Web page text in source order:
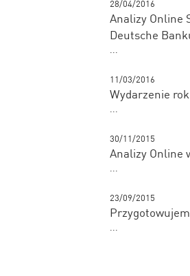
28/04/2016
Analizy Online
Deutsche
...
11/03/2016
Wydarzenie
...
30/11/2015
Analizy Online
...
23/09/2015
...